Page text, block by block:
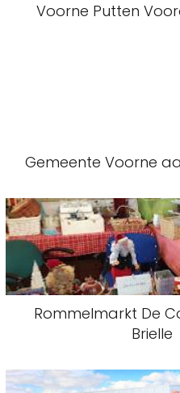
Voorne Putten
Gemeente Voorne
Rommelmarkt De
Brielle